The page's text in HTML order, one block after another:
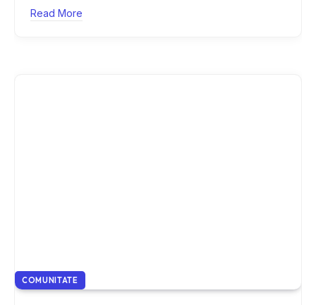
Read More
COMUNITATE